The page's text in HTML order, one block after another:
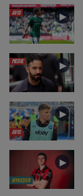
AVIS ►
MEDIE ►
AVIS
►
NYHEDER
►